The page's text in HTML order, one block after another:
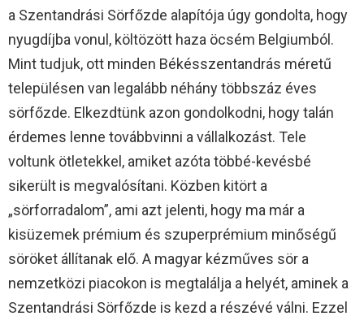
a Szentandrási Sörfőzde alapítója úgy gondolta, hogy
nyugdíjba vonul, költözött haza öcsém Belgiumból.
Mint tudjuk, ott minden Békésszentandrás méretű
településen van legalább néhány többszáz éves
sörfőzde. Elkezdtünk azon gondolkodni, hogy talán
érdemes lenne továbbvinni a vállalkozást. Tele
voltunk ötletekkel, amiket azóta többé-kevésbé
sikerült is megvalósítani. Közben kitört a
„sörforradalom”, ami azt jelenti, hogy ma már a
kisüzemek prémium és szuperprémium minőségű
söröket állítanak elő. A magyar kézműves sör a
nemzetközi piacokon is megtalálja a helyét, aminek a
Szentandrási Sörfőzde is kezd a részévé válni. Ezzel